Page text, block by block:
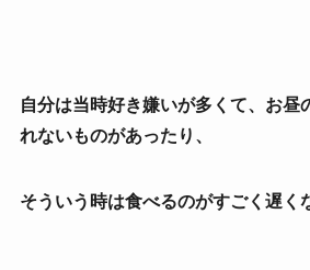
自分は当時好き嫌いが多くて、お昼
れないものがあったり、
そういう時は食べるのがすごく遅く